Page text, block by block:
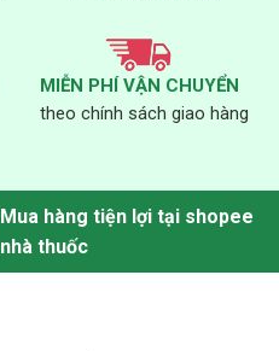
MIỄN PHÍ VẬN CHUYỂN
theo chính sách giao hàng
Mua hàng tiện lợi tại shopee
nhà thuốc